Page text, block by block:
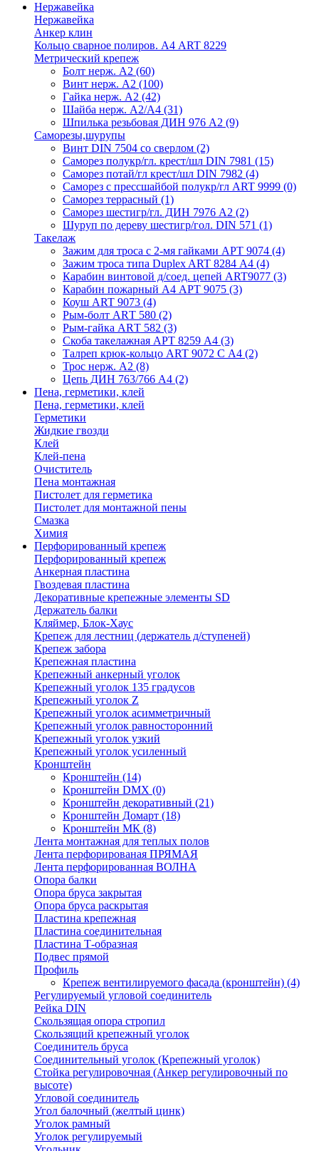
Нержавейка
Нержавейка
Анкер клин
Кольцо сварное полиров. А4 ART 8229
Метрический крепеж
Болт нерж. А2 (60)
Винт нерж. А2 (100)
Гайка нерж. А2 (42)
Шайба нерж. А2/А4 (31)
Шпилька резьбовая ДИН 976 А2 (9)
Саморезы,шурупы
Винт DIN 7504 со сверлом (2)
Саморез полукр/гл. крест/шл DIN 7981 (15)
Саморез потай/гл крест/шл DIN 7982 (4)
Саморез с прессшайбой полукр/гл ART 9999 (0)
Саморез террасный (1)
Саморез шестигр/гл. ДИН 7976 А2 (2)
Шуруп по дереву шестигр/гол. DIN 571 (1)
Такелаж
Зажим для троса с 2-мя гайками АРТ 9074 (4)
Зажим троса типа Duplex ART 8284 А4 (4)
Карабин винтовой д/соед. цепей ART9077 (3)
Карабин пожарный А4 АРТ 9075 (3)
Коуш ART 9073 (4)
Рым-болт АRТ 580 (2)
Рым-гайка АRТ 582 (3)
Скоба такелажная АРТ 8259 А4 (3)
Талреп крюк-кольцо ART 9072 С A4 (2)
Трос нерж. А2 (8)
Цепь ДИН 763/766 А4 (2)
Пена, герметики, клей
Пена, герметики, клей
Герметики
Жидкие гвозди
Клей
Клей-пена
Очиститель
Пена монтажная
Пистолет для герметика
Пистолет для монтажной пены
Смазка
Химия
Перфорированный крепеж
Перфорированный крепеж
Анкерная пластина
Гвоздевая пластина
Декоративные крепежные элементы SD
Держатель балки
Кляймер, Блок-Хаус
Крепеж для лестниц (держатель д/ступеней)
Крепеж забора
Крепежная пластина
Крепежный анкерный уголок
Крепежный уголок 135 градусов
Крепежный уголок Z
Крепежный уголок асимметричный
Крепежный уголок равносторонний
Крепежный уголок узкий
Крепежный уголок усиленный
Кронштейн
Кронштейн (14)
Кронштейн DMX (0)
Кронштейн декоративный (21)
Кронштейн Домарт (18)
Кронштейн МК (8)
Лента монтажная для теплых полов
Лента перфорированая ПРЯМАЯ
Лента перфорированная ВОЛНА
Опора балки
Опора бруса закрытая
Опора бруса раскрытая
Пластина крепежная
Пластина соединительная
Пластина Т-образная
Подвес прямой
Профиль
Крепеж вентилируемого фасада (кронштейн) (4)
Регулируемый угловой соединитель
Рейка DIN
Скользящая опора стропил
Скользящий крепежный уголок
Соединитель бруса
Соединительный уголок (Крепежный уголок)
Стойка регулировочная (Анкер регулировочный по
высоте)
Угловой соединитель
Угол балочный (желтый цинк)
Уголок рамный
Уголок регулируемый